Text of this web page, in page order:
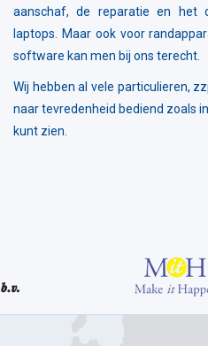
aanschaf, de reparatie en het
laptops. Maar ook voor
software kan men bij ons terecht.
Wij hebben al vele particulieren,
naar tevredenheid bediend zoals
kunt zien.